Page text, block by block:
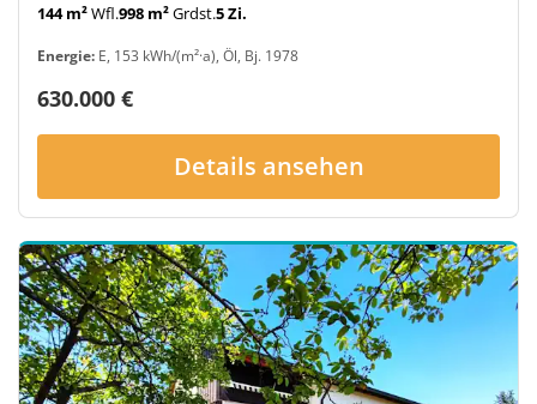
144 m²Wfl.998 m²Grdst.5 Zi.
Energie: E, 153 kWh/(m²·a), Öl, Bj. 1978
630.000 €
Details ansehen